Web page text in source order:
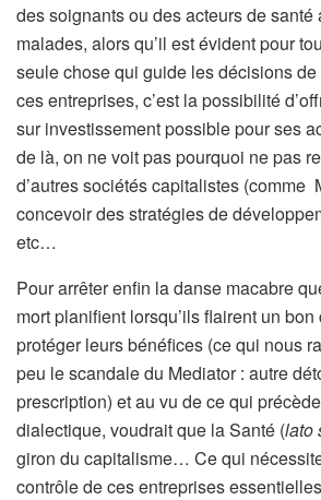
des soignants ou des acteurs de santé
malades, alors qu’il est évident pour
seule chose qui guide les décisions
ces entreprises, c’est la possibilité
sur investissement possible pour ses
de là, on ne voit pas pourquoi ne pas
d’autres sociétés capitalistes (comme
concevoir des stratégies de
etc…
Pour arrêter enfin la danse macabre
mort planifient lorsqu’ils flairent un
protéger leurs bénéfices (ce qui nous
peu le scandale du Mediator : autre
prescription) et au vu de ce qui
dialectique, voudrait que la Santé (lato
giron du capitalisme… Ce qui
contrôle de ces entreprises